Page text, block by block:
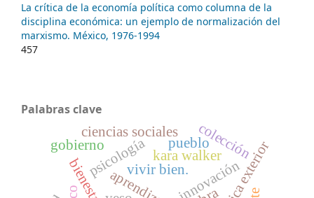
La crítica de la economía política como columna de la
disciplina económica: un ejemplo de normalización del
marxismo. México, 1976-1994
457
Palabras clave
innovación
psicologíavivir bien.
kara walker
ciencias sociales
gobierno pueblocolección